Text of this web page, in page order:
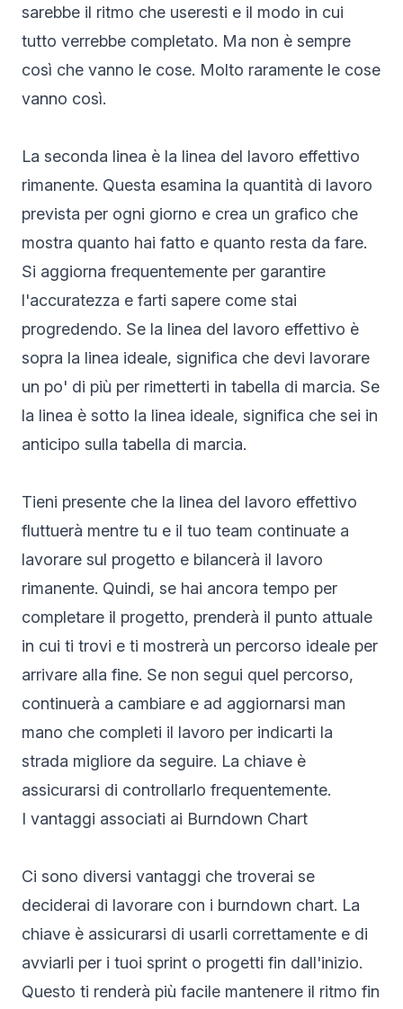
sarebbe il ritmo che useresti e il modo in cui
tutto verrebbe completato. Ma non è sempre
così che vanno le cose. Molto raramente le cose
vanno così.
La seconda linea è la linea del lavoro effettivo
rimanente. Questa esamina la quantità di lavoro
prevista per ogni giorno e crea un grafico che
mostra quanto hai fatto e quanto resta da fare.
Si aggiorna frequentemente per garantire
l'accuratezza e farti sapere come stai
progredendo. Se la linea del lavoro effettivo è
sopra la linea ideale, significa che devi lavorare
un po' di più per rimetterti in tabella di marcia. Se
la linea è sotto la linea ideale, significa che sei in
anticipo sulla tabella di marcia.
Tieni presente che la linea del lavoro effettivo
fluttuerà mentre tu e il tuo team continuate a
lavorare sul progetto e bilancerà il lavoro
rimanente. Quindi, se hai ancora tempo per
completare il progetto, prenderà il punto attuale
in cui ti trovi e ti mostrerà un percorso ideale per
arrivare alla fine. Se non segui quel percorso,
continuerà a cambiare e ad aggiornarsi man
mano che completi il lavoro per indicarti la
strada migliore da seguire. La chiave è
assicurarsi di controllarlo frequentemente.
I vantaggi associati ai Burndown Chart
Ci sono diversi vantaggi che troverai se
deciderai di lavorare con i burndown chart. La
chiave è assicurarsi di usarli correttamente e di
avviarli per i tuoi sprint o progetti fin dall'inizio.
Questo ti renderà più facile mantenere il ritmo fin